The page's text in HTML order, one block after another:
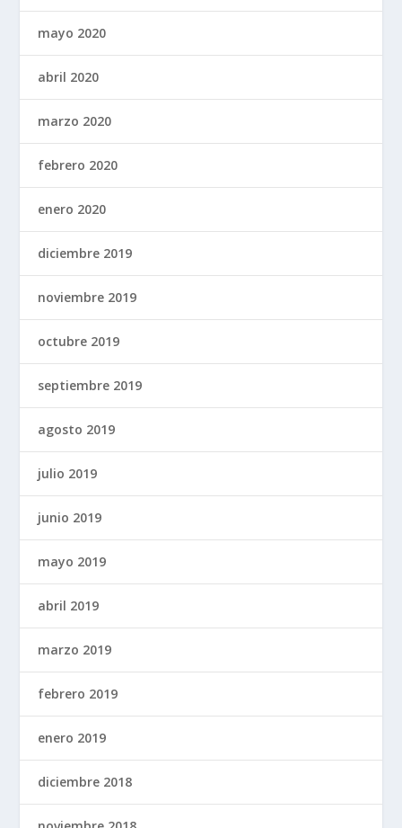
mayo 2020
abril 2020
marzo 2020
febrero 2020
enero 2020
diciembre 2019
noviembre 2019
octubre 2019
septiembre 2019
agosto 2019
julio 2019
junio 2019
mayo 2019
abril 2019
marzo 2019
febrero 2019
enero 2019
diciembre 2018